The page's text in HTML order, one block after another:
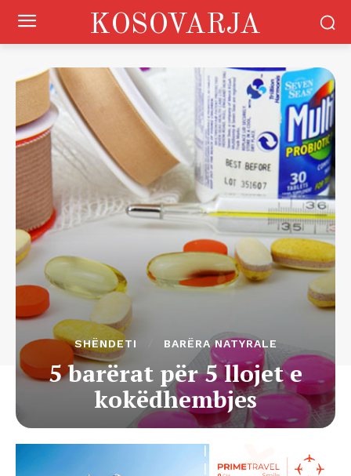
KOSOVARJA
SHËNDETI BARËRA NATYRALE
5 barërat për 5 llojet e
kokëdhembjes